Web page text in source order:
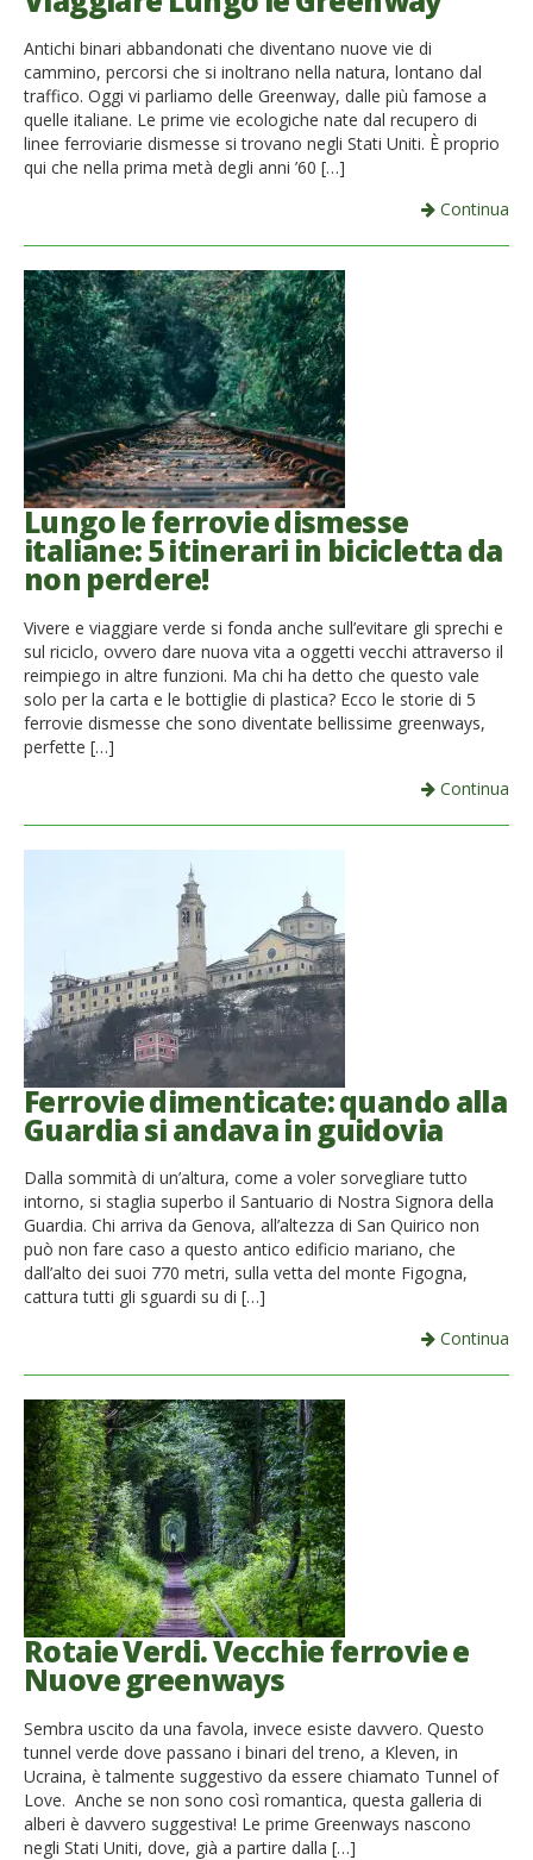
Italiano
Antichi binari abbandonati che diventano nuove vie di
cammino, percorsi che si inoltrano nella natura, lontano dal
traffico. Oggi vi parliamo delle Greenway, dalle più famose a
quelle italiane. Le prime vie ecologiche nate dal recupero di
linee ferroviarie dismesse si trovano negli Stati Uniti. È proprio
qui che nella prima metà degli anni ’60 […]
Continua
Lungo le ferrovie dismesse
italiane: 5 itinerari in bicicletta da
non perdere!
Vivere e viaggiare verde si fonda anche sull’evitare gli sprechi e
sul riciclo, ovvero dare nuova vita a oggetti vecchi attraverso il
reimpiego in altre funzioni. Ma chi ha detto che questo vale
solo per la carta e le bottiglie di plastica? Ecco le storie di 5
ferrovie dismesse che sono diventate bellissime greenways,
perfette […]
Continua
Ferrovie dimenticate: quando alla
Guardia si andava in guidovia
Dalla sommità di un’altura, come a voler sorvegliare tutto
intorno, si staglia superbo il Santuario di Nostra Signora della
Guardia. Chi arriva da Genova, all’altezza di San Quirico non
può non fare caso a questo antico edificio mariano, che
dall’alto dei suoi 770 metri, sulla vetta del monte Figogna,
cattura tutti gli sguardi su di […]
Continua
Rotaie Verdi. Vecchie ferrovie e
Nuove greenways
Sembra uscito da una favola, invece esiste davvero. Questo
tunnel verde dove passano i binari del treno, a Kleven, in
Ucraina, è talmente suggestivo da essere chiamato Tunnel of
Love. Anche se non sono così romantica, questa galleria di
alberi è davvero suggestiva! Le prime Greenways nascono
negli Stati Uniti, dove, già a partire dalla […]